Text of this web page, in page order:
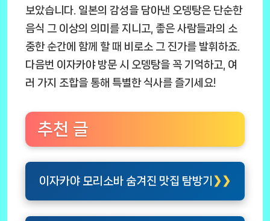
보았습니다. 일본의 감성을 담아낸 오뎅탕은 단순한
음식 그 이상의 의미를 지니고, 좋은 사람들과의 소
중한 순간에 함께 할 때 비로소 그 진가를 발휘하죠.
다음번 이자카야 방문 시 오뎅탕을 꼭 기억하고, 여
러 가지 조합을 통해 특별한 식사를 즐기세요!
추천 글
이자카야 모리소바 숨겨진 맛집 탐방기